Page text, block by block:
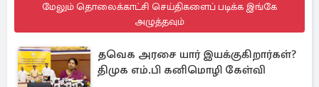
மேலும் தொலைக்காட்சி செய்திகளைப் படிக்க இங்கே
அழுத்தவும்
தவெக அரசை யார் இயக்குகிறார்கள்?
திமுக எம்.பி கனிமொழி கேள்வி